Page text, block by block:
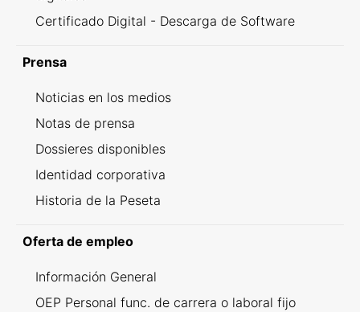
Certificado Digital - Descarga de Software
Prensa
Noticias en los medios
Notas de prensa
Dossieres disponibles
Identidad corporativa
Historia de la Peseta
Oferta de empleo
Información General
OEP Personal func. de carrera o laboral fijo